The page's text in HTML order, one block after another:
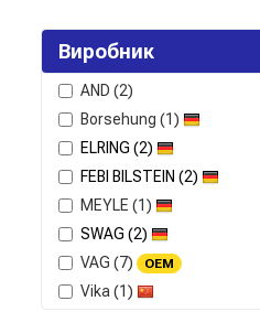
Виробник
AND (2)
Borsehung (1)
ELRING (2)
FEBI BILSTEIN (2)
MEYLE (1)
SWAG (2)
VAG (7) OEM
Vika (1)